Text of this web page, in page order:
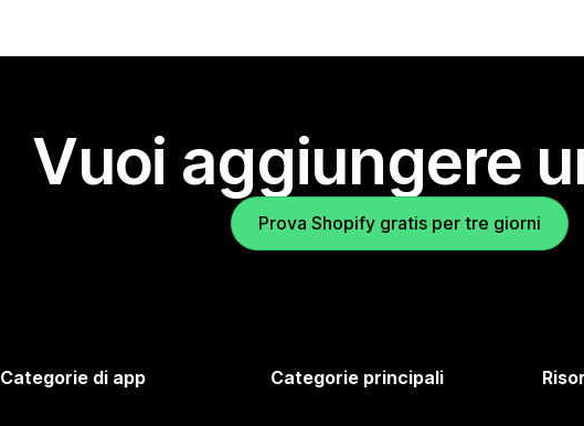
Vuoi aggiungere
Prova Shopify gratis per tre giorni
Categorie di app Categorie principali